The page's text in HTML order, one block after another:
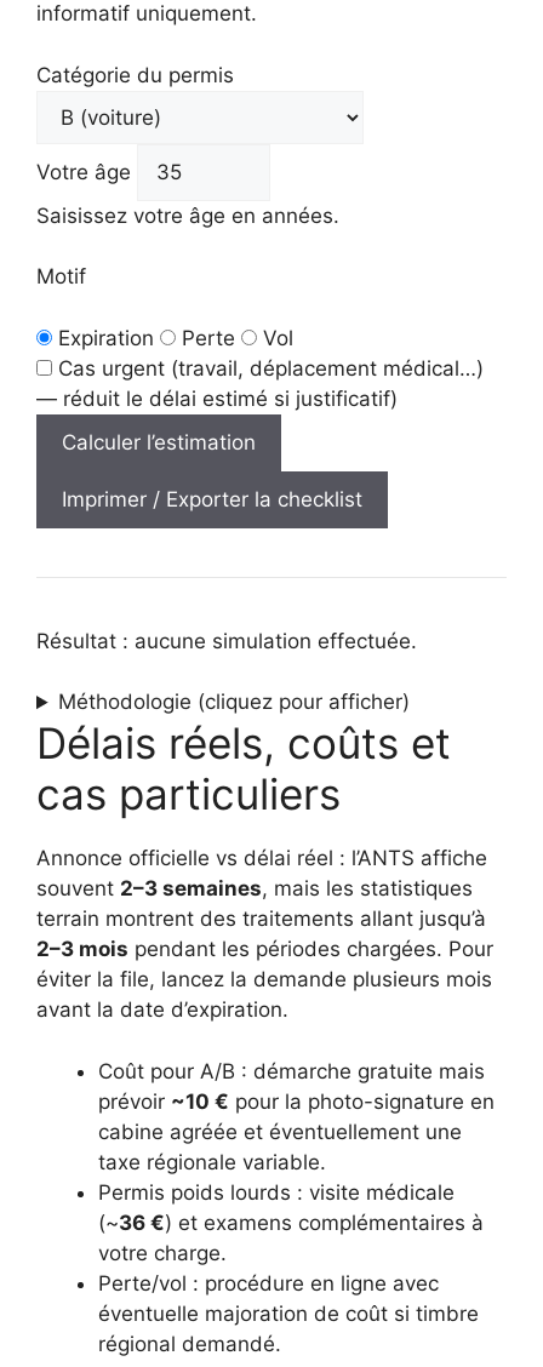
informatif uniquement.
Catégorie du permis
Votre âge
Saisissez votre âge en années.
Motif
Expiration Perte
Vol
Cas urgent (travail, déplacement médical…)
— réduit le délai estimé si justificatif)
Calculer l’estimation
Imprimer / Exporter la checklist
Résultat : aucune simulation effectuée.
Méthodologie (cliquez pour afficher)
Délais réels, coûts et
cas particuliers
Annonce officielle vs délai réel : l’ANTS affiche
souvent 2–3 semaines, mais les statistiques
terrain montrent des traitements allant jusqu’à
2–3 mois pendant les périodes chargées. Pour
éviter la file, lancez la demande plusieurs mois
avant la date d’expiration.
Coût pour A/B : démarche gratuite mais
prévoir ~10 € pour la photo-signature en
cabine agréée et éventuellement une
taxe régionale variable.
Permis poids lourds : visite médicale
(~36 €) et examens complémentaires à
votre charge.
Perte/vol : procédure en ligne avec
éventuelle majoration de coût si timbre
régional demandé.